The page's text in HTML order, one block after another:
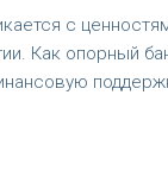
с
Как опорный